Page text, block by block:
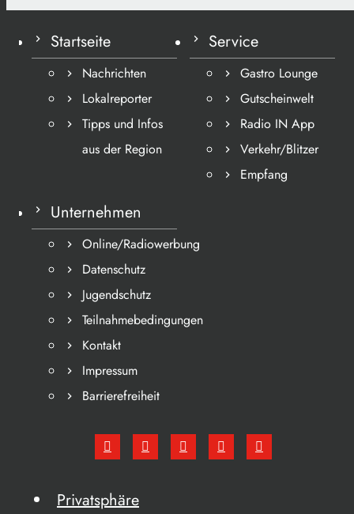
Startseite
Nachrichten
Lokalreporter
Tipps und Infos
aus der Region
Service
Gastro Lounge
Gutscheinwelt
Radio IN App
Verkehr/Blitzer
Empfang
Unternehmen
Online/Radiowerbung
Datenschutz
Jugendschutz
Teilnahmebedingungen
Kontakt
Impressum
Barrierefreiheit
Privatsphäre